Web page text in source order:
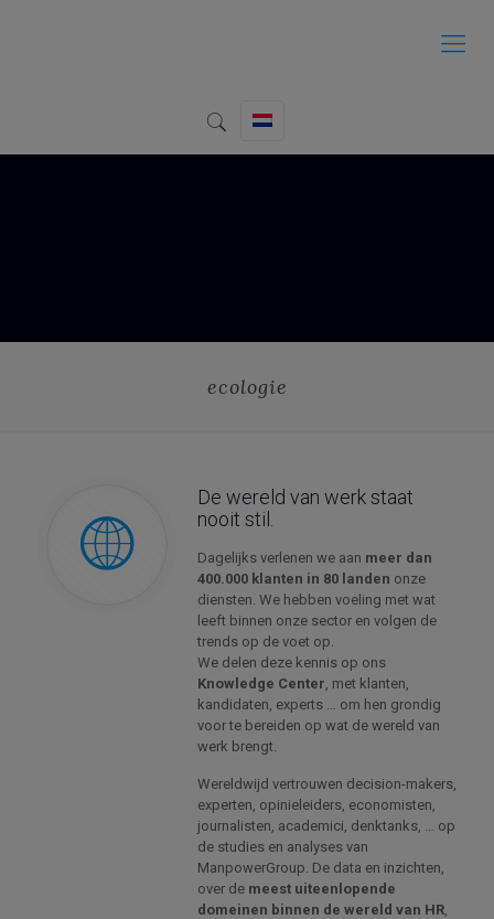
ecologie
De wereld van werk staat
nooit stil.
Dagelijks verlenen we aan meer dan
400.000 klanten in 80 landen onze
diensten. We hebben voeling met wat
leeft binnen onze sector en volgen de
trends op de voet op.
We delen deze kennis op ons
Knowledge Center, met klanten,
kandidaten, experts … om hen grondig
voor te bereiden op wat de wereld van
werk brengt.
Wereldwijd vertrouwen decision-makers,
experten, opinieleiders, economisten,
journalisten, academici, denktanks, … op
de studies en analyses van
ManpowerGroup. De data en inzichten,
over de meest uiteenlopende
domeinen binnen de wereld van HR,